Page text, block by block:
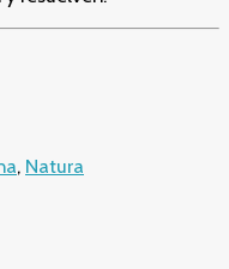
, Natura